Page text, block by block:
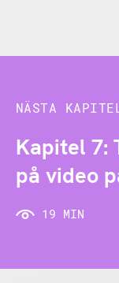
NÄSTA
Kapitel 7:
på video
19 MIN